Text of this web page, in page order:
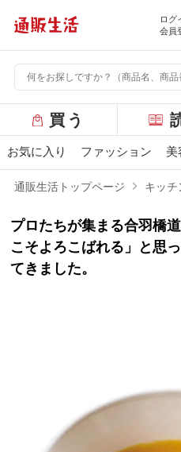
ログ
会員
ー
バ
買う
お気に入り ファッション 美
通販生活トップページ キッチ
プロたちが集まる合羽橋
こそよろこばれる」と思
てきました。